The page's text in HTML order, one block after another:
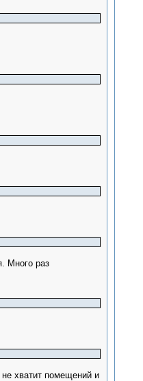
Много раз
хватит помещений и